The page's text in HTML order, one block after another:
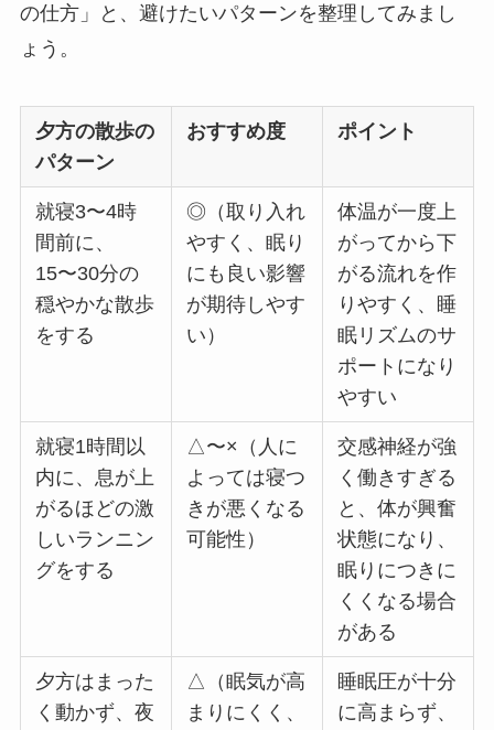
の仕方」と、避けたいパターンを整理してみまし
ょう。
夕方の散歩の
パターン
おすすめ度 ポイント
就寝3〜4時
間前に、
15〜30分の
穏やかな散歩
をする
◎（取り入れ
やすく、眠り
にも良い影響
が期待しやす
い）
体温が一度上
がってから下
がる流れを作
りやすく、睡
眠リズムのサ
ポートになり
やすい
就寝1時間以
内に、息が上
がるほどの激
しいランニン
グをする
△〜×（人に
よっては寝つ
きが悪くなる
可能性）
交感神経が強
く働きすぎる
と、体が興奮
状態になり、
眠りにつきに
くくなる場合
がある
夕方はまった
く動かず、夜
△（眠気が高
まりにくく、
睡眠圧が十分
に高まらず、